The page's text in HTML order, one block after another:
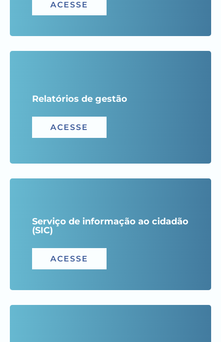
ACESSE
Relatórios de gestão
ACESSE
Serviço de informação ao cidadão
(SIC)
ACESSE